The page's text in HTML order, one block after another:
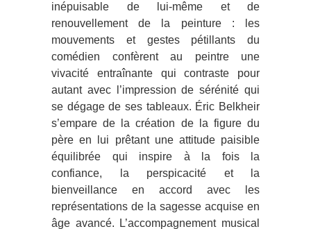
inépuisable de lui-même et de
renouvellement de la peinture : les
mouvements et gestes pétillants du
comédien confèrent au peintre une
vivacité entraînante qui contraste pour
autant avec l’impression de sérénité qui
se dégage de ses tableaux. Éric Belkheir
s’empare de la création de la figure du
père en lui prêtant une attitude paisible
équilibrée qui inspire à la fois la
confiance, la perspicacité et la
bienveillance en accord avec les
représentations de la sagesse acquise en
âge avancé. L’accompagnement musical